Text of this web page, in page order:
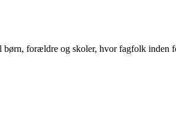
forældre og skoler, hvor fagfolk